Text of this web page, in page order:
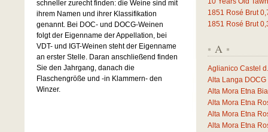
1851 Rosé Brut
1851 Rosé Brut
* A *
Aglianico Castel
Alta Langa
Alta Mora Etna
Alta Mora Etna
Alta Mora Etna
Alta Mora Etna
schneller zurecht finden: die Weine sind mit
ihrem Namen und ihrer Klassifikation
genannt. Bei DOC- und DOCG-Weinen
folgt der Eigenname der Appellation, bei
VDT- und IGT-Weinen steht der Eigenname
an erster Stelle. Daran anschließend finden
Sie den Jahrgang, danach die
Flaschengröße und -in Klammern- den
Winzer.